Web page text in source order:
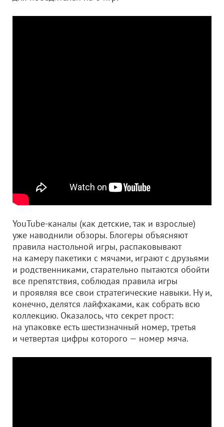
YouTube-каналы (как детские, так и взрослые)
уже наводнили обзоры. Блогеры объясняют
правила настольной игры, распаковывают
на камеру пакетики с мячами, играют с друзьями
и родственниками, старательно пытаются обойти
все препятствия, соблюдая правила игры
и проявляя все свои стратегические навыки. Ну и,
конечно, делятся лайфхаками, как собрать всю
коллекцию. Оказалось, что секрет прост:
на упаковке есть шестизначный номер, третья
и четвертая цифры которого — номер мяча.